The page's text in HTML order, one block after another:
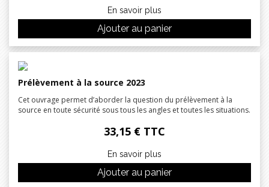
En savoir plus
Ajouter au panier
Prélèvement à la source 2023
Cet ouvrage permet d’aborder la question du prélèvement à la
source en toute sécurité sous tous les angles et toutes les situations.
33,15 € TTC
En savoir plus
Ajouter au panier